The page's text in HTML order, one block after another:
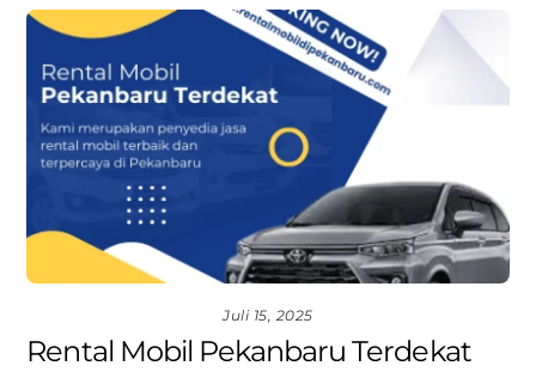
Juli 15, 2025
Rental Mobil Pekanbaru Terdekat